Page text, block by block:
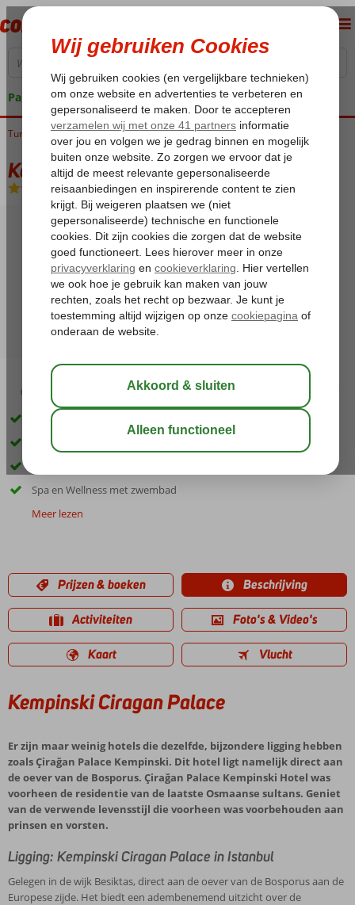
Pakketgarantie
Home
Turkije Istanbul Besiktas Kempinski Ciragan Palace
Kempinski Ciragan Palace
Logies en ontbijt-Hotel
03:00
Gelegen in de wijk Besiktas
Buitengewoon luxe hotel
Spa en Wellness met zwembad
Meer lezen
Prijzen & boeken Beschrijving
Activiteiten Foto's & Video's
Kaart Vlucht
Kempinski Ciragan Palace
Er zijn maar weinig hotels die dezelfde, bijzondere ligging hebben
zoals Çirağan Palace Kempinski. Dit hotel ligt namelijk direct aan
de oever van de Bosporus. Çirağan Palace Kempinski Hotel was
voorheen de residentie van de laatste Osmaanse sultans. Geniet
van de verwende levensstijl die voorheen was voorbehouden aan
prinsen en vorsten.
Ligging: Kempinski Ciragan Palace in Istanbul
Gelegen in de wijk Besiktas, direct aan de oever van de Bosporus aan de
Europese zijde. Het biedt een adembenemend uitzicht over de